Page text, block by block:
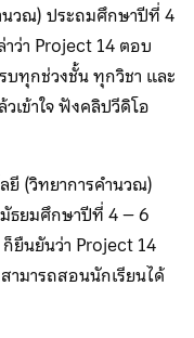
นวณ) ประถมศึกษาปีที่ 4
ว่า Project 14 ตอบ
บทุกช่วงชั้น ทุกวิชา และ
เข้าใจ ฟังคลิปวีดิโอ
ยี (วิทยาการคำนวณ)
ธยมศึกษาปีที่ 4 – 6
ยืนยันว่า Project 14
ามารถสอนนักเรียนได้